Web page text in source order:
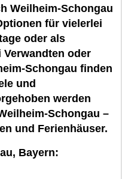
Weilheim-Schongau
für vielerlei
oder als
oder
Schongau finden
und
werden
Schongau –
und Ferienhäuser.
Bayern: